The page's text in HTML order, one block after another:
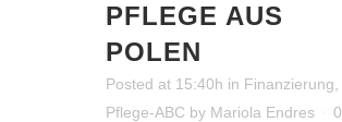
PFLEGE AUS
POLEN
Posted at 15:40h in Finanzierung
Pflege-ABC by Mariola Endres
0